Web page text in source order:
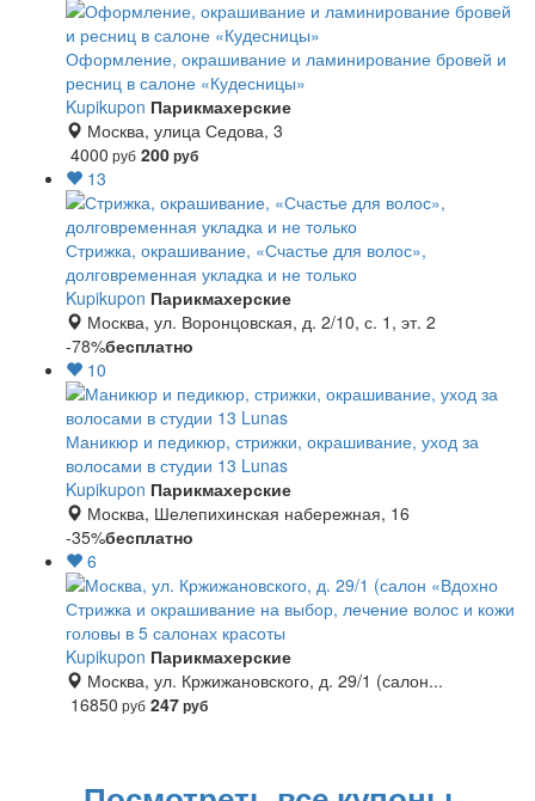
Оформление, окрашивание и ламинирование бровей и
ресниц в салоне «Кудесницы»
Kupikupon Парикмахерские
Москва, улица Седова, 3
4000 руб 200руб
13
Стрижка, окрашивание, «Счастье для волос»,
долговременная укладка и не только
Kupikupon Парикмахерские
Москва, ул. Воронцовская, д. 2/10, с. 1, эт. 2
-78%бесплатно
10
Маникюр и педикюр, стрижки, окрашивание, уход за
волосами в студии 13 Lunas
Kupikupon Парикмахерские
Москва, Шелепихинская набережная, 16
-35%бесплатно
6
Стрижка и окрашивание на выбор, лечение волос и кожи
головы в 5 салонах красоты
Kupikupon Парикмахерские
Москва, ул. Кржижановского, д. 29/1 (салон...
16850 руб 247руб